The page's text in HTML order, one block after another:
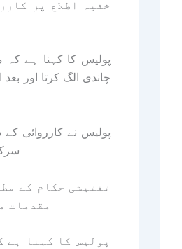
خفیہ اطلاع پر
پولیس کا کہنا ہے
چاندی الگ کرتا اور
تفتیشی حکام کے
مقدمات
پولیس کا کہنا ہے